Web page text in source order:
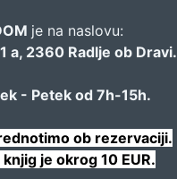
je na naslovu:
a, 2360 Radlje ob Dravi.
- Petek od 7h-15h.
ob rezervaciji.
je okrog 10 EUR.